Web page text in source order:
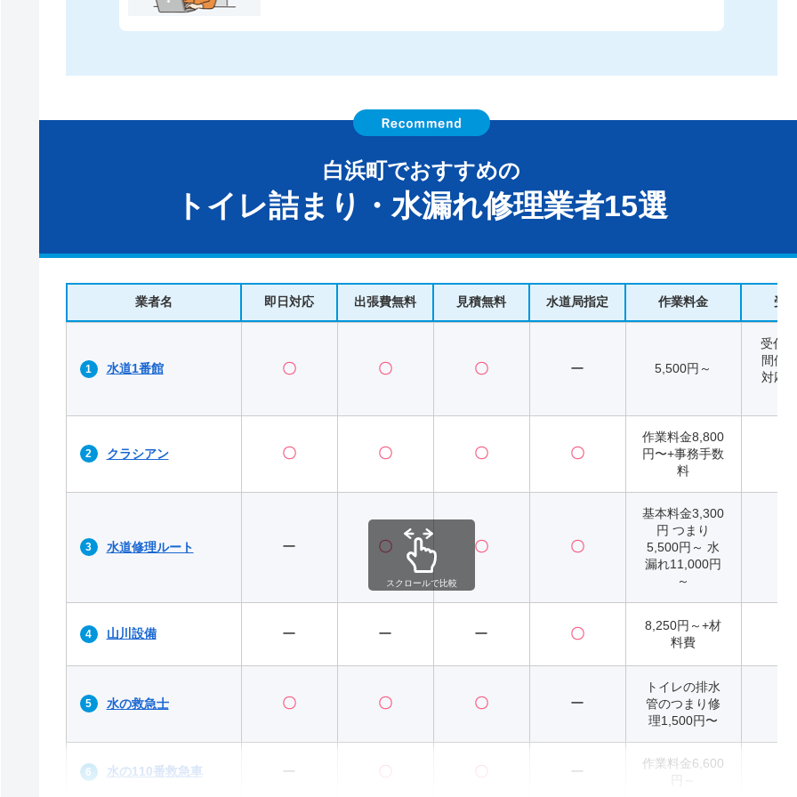
白浜町でおすすめの
トイレ詰まり・水漏れ修理業者15選
業者名 即日対応 出張費無料 見積無料 水道局指定 作業料金 受
水道1番館 〇 〇 〇 ー 5,500円～
受付
間修
対応
クラシアン 〇 〇 〇 〇
作業料金8,800
円〜+事務手数
料
水道修理ルート ー 〇 〇 〇
基本料金3,300
円 つまり
5,500円～ 水
漏れ11,000円
～
山川設備 ー ー ー 〇
8,250円～+材
料費
水の救急士 〇 〇 〇 ー
トイレの排水
管のつまり修
理1,500円〜
水の110番救急車 ー 〇 〇 ー
作業料金6,600
スクロールで比較